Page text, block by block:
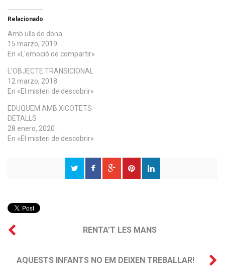
Relacionado
Amb ulls de dona
15 marzo, 2019
En «L'emoció de compartir»
L’OBJECTE TRANSICIONAL
12 marzo, 2018
En «El misteri de descobrir»
EDUQUEM AMB XICOTETS
DETALLS
28 enero, 2020
En «El misteri de descobrir»
RENTA’T LES MANS
AQUESTS INFANTS NO EM DEIXEN TREBALLAR!